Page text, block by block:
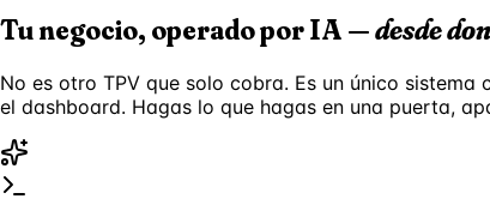
Tu negocio, operado por IA —desde
No es otro TPV que solo cobra. Es un único
el dashboard. Hagas lo que hagas en una puerta,